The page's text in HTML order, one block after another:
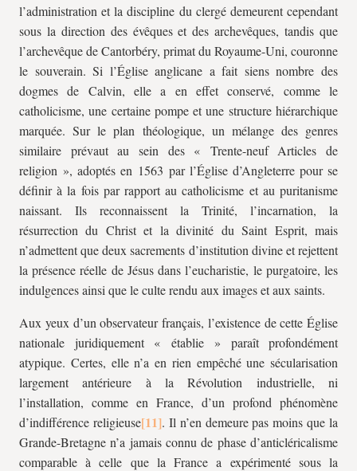
l’administration et la discipline du clergé demeurent cependant
sous la direction des évêques et des archevêques, tandis que
l’archevêque de Cantorbéry, primat du Royaume-Uni, couronne
le souverain. Si l’Église anglicane a fait siens nombre des
dogmes de Calvin, elle a en effet conservé, comme le
catholicisme, une certaine pompe et une structure hiérarchique
marquée. Sur le plan théologique, un mélange des genres
similaire prévaut au sein des « Trente-neuf Articles de
religion », adoptés en 1563 par l’Église d’Angleterre pour se
définir à la fois par rapport au catholicisme et au puritanisme
naissant. Ils reconnaissent la Trinité, l’incarnation, la
résurrection du Christ et la divinité du Saint Esprit, mais
n’admettent que deux sacrements d’institution divine et rejettent
la présence réelle de Jésus dans l’eucharistie, le purgatoire, les
indulgences ainsi que le culte rendu aux images et aux saints.
Aux yeux d’un observateur français, l’existence de cette Église
nationale juridiquement « établie » paraît profondément
atypique. Certes, elle n’a en rien empêché une sécularisation
largement antérieure à la Révolution industrielle, ni
l’installation, comme en France, d’un profond phénomène
d’indifférence religieuse
. Il n’en demeure pas moins que la
Grande-Bretagne n’a jamais connu de phase d’anticléricalisme
comparable à celle que la France a expérimenté sous la